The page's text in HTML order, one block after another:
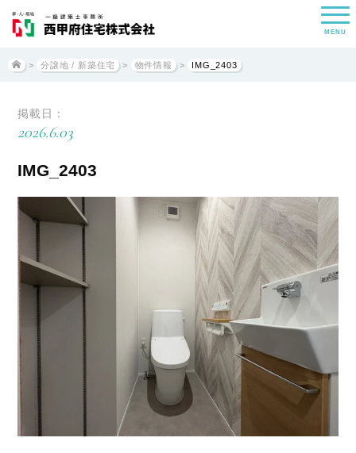
MENU
> 分譲地 / 新築住宅 > 物件情報 > IMG_2403
掲載日：
2026.6.03
IMG_2403